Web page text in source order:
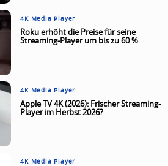
4K Media Player
Roku erhöht die Preise für seine
Streaming-Player um bis zu 60 %
4K Media Player
Apple TV 4K (2026): Frischer Streaming-
Player im Herbst 2026?
4K Media Player